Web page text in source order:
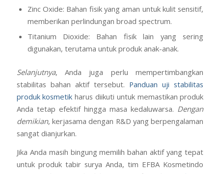
UVB, tetapi mulai dihindari karena isu lingkungan di
beberapa negara.
Zinc Oxide: Bahan fisik yang aman untuk kulit sensitif,
memberikan perlindungan broad spectrum.
digunakan, terutama untuk produk anak-anak.
Selanjutnya, Anda juga perlu mempertimbangkan
stabilitas bahan aktif tersebut. Panduan uji stabilitas
produk kosmetikharus diikuti untuk memastikan produk
Anda tetap efektif hingga masa kedaluwarsa.
demikian , kerjasama dengan R&D yang berpengalaman
sangat dianjurkan.